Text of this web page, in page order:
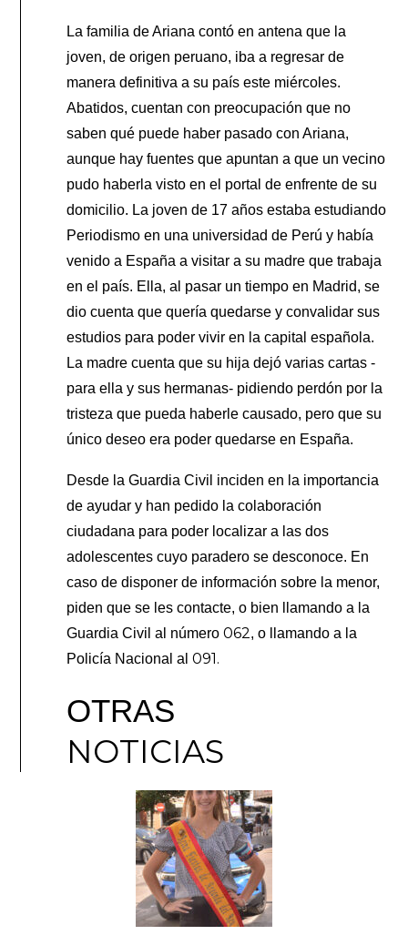
La familia de Ariana contó en antena que la
joven, de origen peruano, iba a regresar de
manera definitiva a su país este miércoles.
Abatidos, cuentan con preocupación que no
saben qué puede haber pasado con Ariana,
aunque hay fuentes que apuntan a que un vecino
pudo haberla visto en el portal de enfrente de su
domicilio. La joven de 17 años estaba estudiando
Periodismo en una universidad de Perú y había
venido a España a visitar a su madre que trabaja
en el país. Ella, al pasar un tiempo en Madrid, se
dio cuenta que quería quedarse y convalidar sus
estudios para poder vivir en la capital española.
La madre cuenta que su hija dejó varias cartas -
para ella y sus hermanas- pidiendo perdón por la
tristeza que pueda haberle causado, pero que su
único deseo era poder quedarse en España.
Desde la Guardia Civil inciden en la importancia
de ayudar y han pedido la colaboración
ciudadana para poder localizar a las dos
adolescentes cuyo paradero se desconoce. En
caso de disponer de información sobre la menor,
piden que se les contacte, o bien llamando a la
Guardia Civil al número 062, o llamando a la
Policía Nacional al091.
OTRAS
NOTICIAS